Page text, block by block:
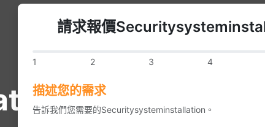
請求報價
1 2 3 4
描述您的需求
告訴我們您需要的Securitysysteminstallation。